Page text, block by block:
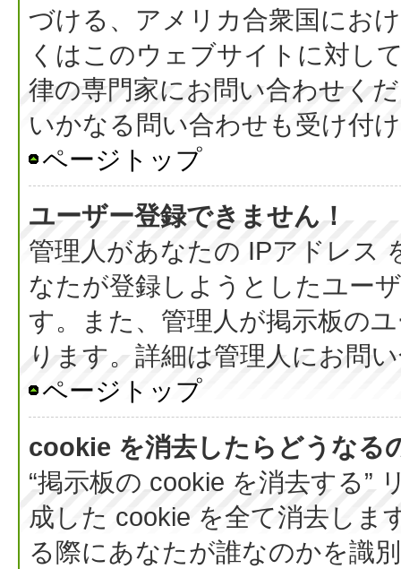
づける、アメリカ合衆国にお
くはこのウェブサイトに対し
律の専門家にお問い合わせく
いかなる問い合わせも受け付
ページトップ
ユーザー登録できません！
管理人があなたの IPアドレス
なたが登録しようとしたユー
す。また、管理人が掲示板の
ります。詳細は管理人にお問
ページトップ
cookie を消去したらどうなる
“掲示板の cookie を消去する”
成した cookie を全て消去しま
る際にあなたが誰なのかを識